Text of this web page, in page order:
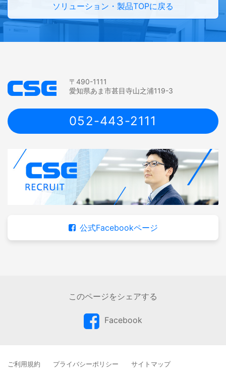
ソリューション・製品TOPに戻る
〒490-1111
愛知県あま市甚目寺山之浦119-3
052-443-2111
公式Facebookページ
このページをシェアする
Facebook
ご利用規約 プライバシーポリシー サイトマップ